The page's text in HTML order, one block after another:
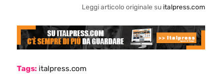
Leggi articolo originale su italpress.com
Tags: italpress.com